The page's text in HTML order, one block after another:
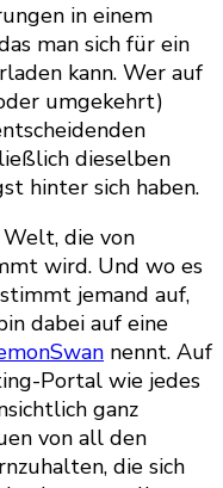
in einem
man sich für ein
kann. Wer auf
umgekehrt)
dieselben
hinter sich haben.
die von
wird. Und wo es
jemand auf,
dabei auf eine
nennt. Auf
Portal wie jedes
ganz
von all den
die sich